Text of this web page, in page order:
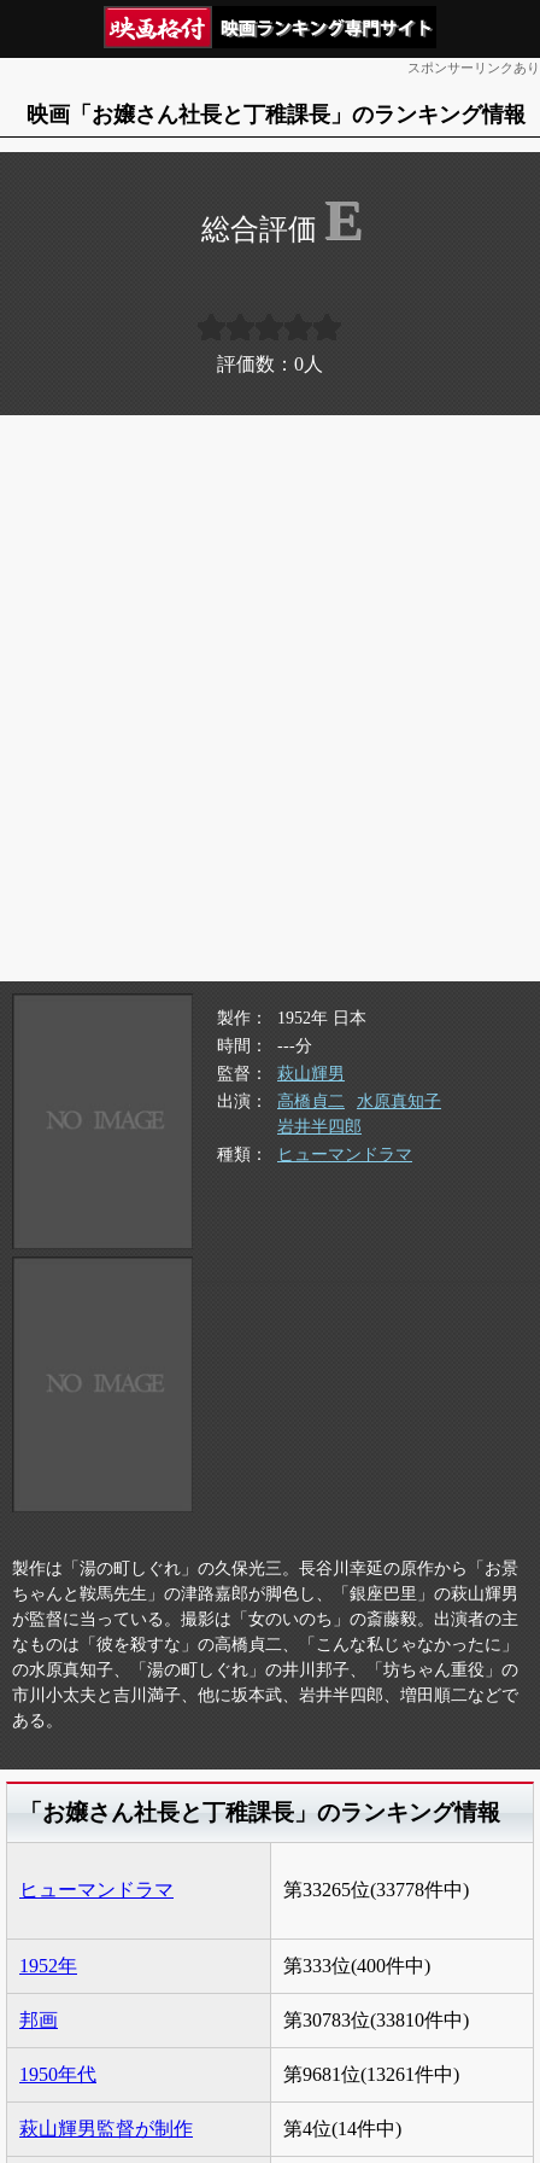
スポンサーリンクあり
映画「お嬢さん社長と丁稚課長」のランキング情報
E
評価数： 0 人
製作
1952年 日本
時間
---分
監督
萩山輝男
出演
高橋貞二
水原真知子
岩井半四郎
種類
ヒューマンドラマ
製作は「湯の町しぐれ」の久保光三。長谷川幸延の原作から「お景
ちゃんと鞍馬先生」の津路嘉郎が脚色し、「銀座巴里」の萩山輝男
が監督に当っている。撮影は「女のいのち」の斎藤毅。出演者の主
なものは「彼を殺すな」の高橋貞二、「こんな私じゃなかったに」
の水原真知子、「湯の町しぐれ」の井川邦子、「坊ちゃん重役」の
市川小太夫と吉川満子、他に坂本武、岩井半四郎、増田順二などで
ある。
「お嬢さん社長と丁稚課長」のランキング情報
ヒューマンドラマ 第33265位(33778件中)
1952年 第333位(400件中)
邦画 第30783位(33810件中)
1950年代 第9681位(13261件中)
萩山輝男監督が制作 第4位(14件中)